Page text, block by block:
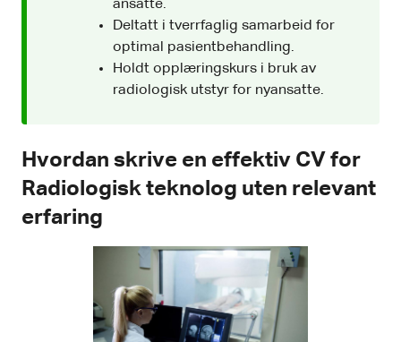
ansatte.
Deltatt i tverrfaglig samarbeid for
optimal pasientbehandling.
Holdt opplæringskurs i bruk av
radiologisk utstyr for nyansatte.
Hvordan skrive en effektiv CV for
Radiologisk teknolog uten relevant
erfaring